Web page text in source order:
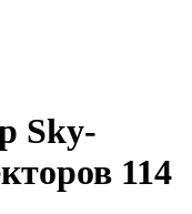
Sky-
114